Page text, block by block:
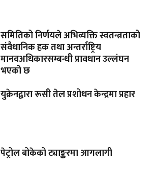
समितिको निर्णयले अभिव्यक्ति स्वतन्त्रताको
संवैधानिक हक तथा अन्तर्राष्ट्रिय
मानवअधिकारसम्बन्धी प्रावधान उल्लंघन
भएको छ
युक्रेनद्वारा रूसी तेल प्रशोधन केन्द्रमा प्रहार
पेट्रोल बोकेको ट्याङ्करमा आगलागी